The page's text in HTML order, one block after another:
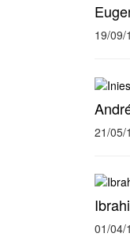
19/09/
21/05/
01/04/